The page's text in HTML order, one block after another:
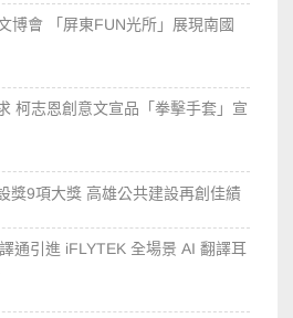
博會 「屏東FUN光所」展現南國
柯志恩創意文宣品「拳擊手套」宣
獎9項大獎 高雄公共建設再創佳績
通引進 iFLYTEK 全場景 AI 翻譯耳